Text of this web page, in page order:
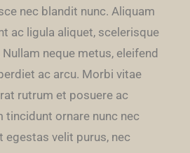
nec blandit nunc. Aliquam
ac ligula aliquet, scelerisque
neque metus, eleifend
ac arcu. Morbi vitae
rutrum et posuere ac
tincidunt ornare nunc nec
egestas velit purus, nec